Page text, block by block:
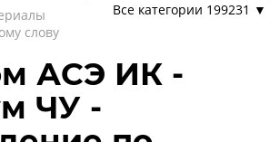
слову
Все категории 199231 ▼
АСЭ ИК -
ЧУ -